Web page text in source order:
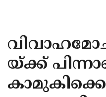
KANNUR
KASARAGOD
യ്ക്ക്